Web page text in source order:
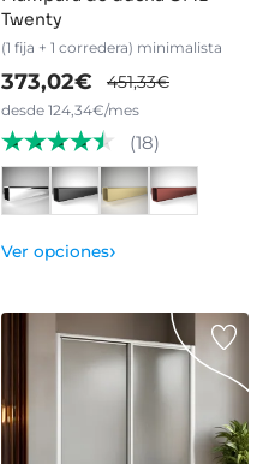
Twenty
(1 fija + 1 corredera) minimalista
373,02€ 451,33€
desde 124,34€/mes
(18)
Ver opciones›